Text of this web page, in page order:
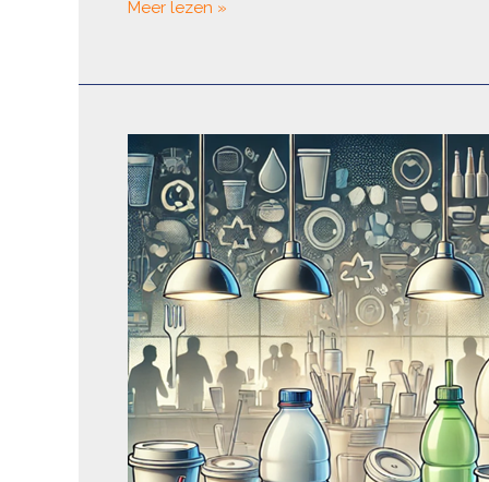
Meer lezen »
Plastic
drinkbekers
voor
horeca:
veelzijdig,
praktisch
en
onmisbaar